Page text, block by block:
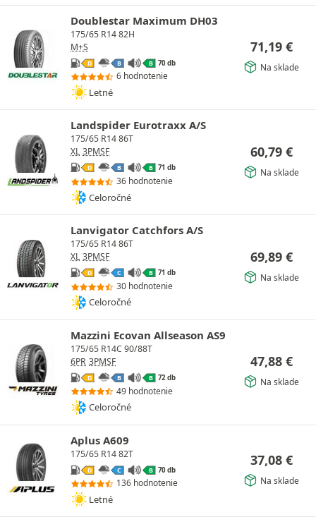
Doublestar Maximum DH03
175/65 R14 82H
M+S
D B B 70 db
6 hodnotenie
Letné
71,19 €
Na sklade
Landspider Eurotraxx A/S
175/65 R14 86T
XL 3PMSF
D B B 71 db
36 hodnotenie
Celoročné
60,79 €
Na sklade
Lanvigator Catchfors A/S
175/65 R14 86T
XL 3PMSF
D C B 71 db
30 hodnotenie
Celoročné
69,89 €
Na sklade
Mazzini Ecovan Allseason AS9
175/65 R14C 90/88T
6PR 3PMSF
D B B 72 db
49 hodnotenie
Celoročné
47,88 €
Na sklade
Aplus A609
175/65 R14 82T
D C B 70 db
136 hodnotenie
Letné
37,08 €
Na sklade